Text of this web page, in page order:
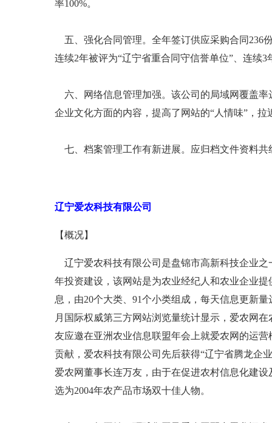
率100%。
五、强化合同管理。全年签订供应采购合同236
连续2年被评为“辽宁省重合同守信誉单位”、连续
六、网络信息管理加强。该公司的局域网覆盖率
企业文化方面的内容，提高了网站的“人情味”，
七、档案管理工作有新进展。应归档文件资料共
辽宁爱农科技有限公司
【概况】
辽宁爱农科技有限公司是盘锦市高新科技企业之
年投资建设，该网站是为农业经纪人和农业企业
息，由20个大类、91个小类组成，每天信息更新
月国际权威第三方网站浏览量统计显示，爱农网
友应邀在亚洲农业信息联盟年会上就爱农网的运
贡献，爱农科技有限公司先后获得“辽宁省腾龙企
爱农网董事长连万友，由于在促进农村信息化建
选为2004年农产品市场双十佳人物。